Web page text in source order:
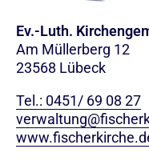
Ev.-Luth.
Am Müllerberg 12
23568 Lübeck
Tel.: 0451/ 69 08 27